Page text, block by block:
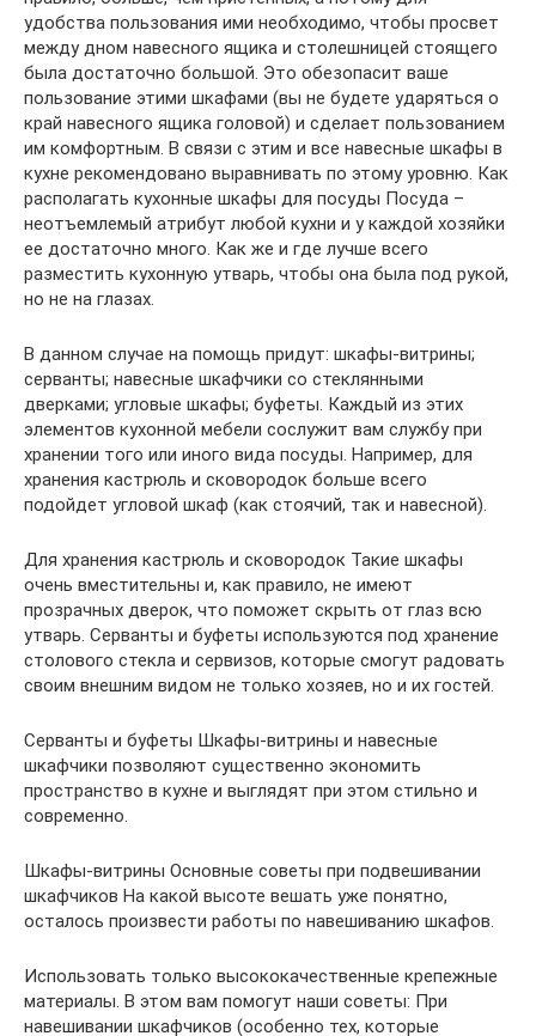
удобства пользования ими необходимо, чтобы просвет
между дном навесного ящика и столешницей стоящего
была достаточно большой. Это обезопасит ваше
пользование этими шкафами (вы не будете ударяться о
край навесного ящика головой) и сделает пользованием
им комфортным. В связи с этим и все навесные шкафы в
кухне рекомендовано выравнивать по этому уровню. Как
располагать кухонные шкафы для посуды Посуда –
неотъемлемый атрибут любой кухни и у каждой хозяйки
ее достаточно много. Как же и где лучше всего
разместить кухонную утварь, чтобы она была под рукой,
но не на глазах.
В данном случае на помощь придут: шкафы-витрины;
серванты; навесные шкафчики со стеклянными
дверками; угловые шкафы; буфеты. Каждый из этих
элементов кухонной мебели сослужит вам службу при
хранении того или иного вида посуды. Например, для
хранения кастрюль и сковородок больше всего
подойдет угловой шкаф (как стоячий, так и навесной).
Для хранения кастрюль и сковородок Такие шкафы
очень вместительны и, как правило, не имеют
прозрачных дверок, что поможет скрыть от глаз всю
утварь. Серванты и буфеты используются под хранение
столового стекла и сервизов, которые смогут радовать
своим внешним видом не только хозяев, но и их гостей.
Серванты и буфеты Шкафы-витрины и навесные
шкафчики позволяют существенно экономить
пространство в кухне и выглядят при этом стильно и
современно.
Шкафы-витрины Основные советы при подвешивании
шкафчиков На какой высоте вешать уже понятно,
осталось произвести работы по навешиванию шкафов.
Использовать только высококачественные крепежные
материалы. В этом вам помогут наши советы: При
навешивании шкафчиков (особенно тех, которые